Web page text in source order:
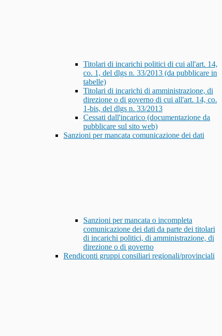
Titolari di incarichi politici di cui all'art. 14,
co. 1, del dlgs n. 33/2013 (da pubblicare in
tabelle)
Titolari di incarichi di amministrazione, di
direzione o di governo di cui all'art. 14, co.
1-bis, del dlgs n. 33/2013
Cessati dall'incarico (documentazione da
pubblicare sul sito web)
Sanzioni per mancata comunicazione dei dati
Sanzioni per mancata o incompleta
comunicazione dei dati da parte dei titolari
di incarichi politici, di amministrazione, di
direzione o di governo
Rendiconti gruppi consiliari regionali/provinciali